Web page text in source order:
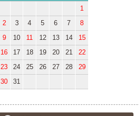
1
2
3 4 5 6 7
8
9
10 11 12 13 14
15
16
17 18 19 20 21
22
23
24 25 26 27 28
29
30
31